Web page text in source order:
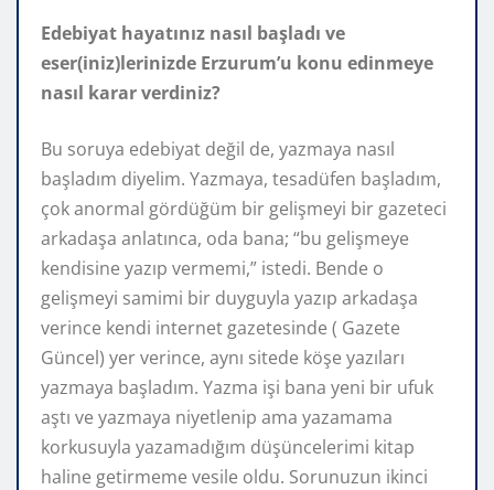
Edebiyat hayatınız nasıl başladı ve
eser(iniz)lerinizde Erzurum’u konu edinmeye
nasıl karar verdiniz?
Bu soruya edebiyat değil de, yazmaya nasıl
başladım diyelim. Yazmaya, tesadüfen başladım,
çok anormal gördüğüm bir gelişmeyi bir gazeteci
arkadaşa anlatınca, oda bana; “bu gelişmeye
kendisine yazıp vermemi,” istedi. Bende o
gelişmeyi samimi bir duyguyla yazıp arkadaşa
verince kendi internet gazetesinde ( Gazete
Güncel) yer verince, aynı sitede köşe yazıları
yazmaya başladım. Yazma işi bana yeni bir ufuk
aştı ve yazmaya niyetlenip ama yazamama
korkusuyla yazamadığım düşüncelerimi kitap
haline getirmeme vesile oldu. Sorunuzun ikinci